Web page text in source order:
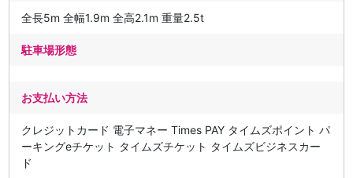
全長5m 全幅1.9m 全高2.1m 重量2.5t
駐車場形態
お支払い方法
クレジットカード 電子マネー Times PAY タイムズポイント パ
ーキングeチケット タイムズチケット タイムズビジネスカー
ド